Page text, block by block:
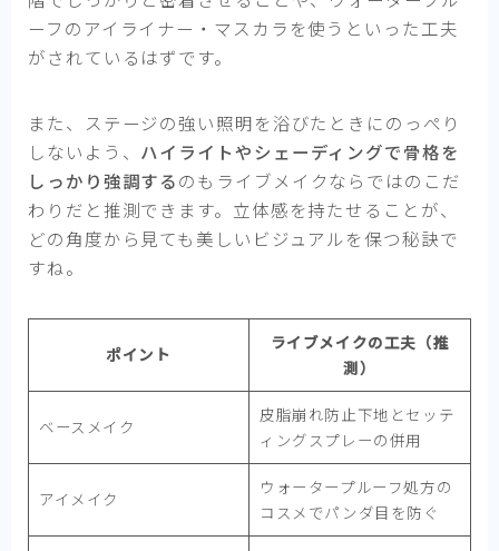
ーフのアイライナー・マスカラを使うといった工夫
がされているはずです。
また、ステージの強い照明を浴びたときにのっぺり
しないよう、 ハイライトやシェーディングで骨格を
しっかり強調するのもライブメイクならではのこだ
わりだと推測できます。立体感を持たせることが、
どの角度から見ても美しいビジュアルを保つ秘訣で
すね。
ポイント
ライブメイクの工夫（推
測）
ベースメイク
皮脂崩れ防止下地とセッテ
ィングスプレーの併用
アイメイク
ウォータープルーフ処方の
コスメでパンダ目を防ぐ